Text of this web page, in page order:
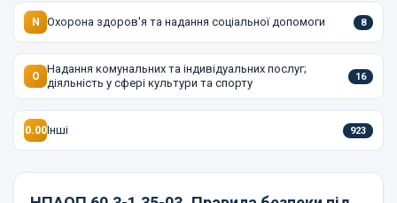
N Охорона здоров'я та надання соціальної допомоги 8
O
Надання комунальних та індивідуальних послуг;
діяльність у сфері культури та спорту
16
0.00Інші 923